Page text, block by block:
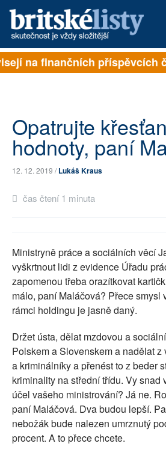
PŘIHLÁSIT
ARCHIV
ROZHOVORY
TÉMATA
NEJČTENĚJŠÍ ZA 7 DNÍ
PŘÍSPĚVKY NA PROVOZ
SOCIÁLNÍ SÍTĚ
RUBRIKY
PLNÁ VERZE STRÁNEK
na finančních příspěvcích
Opatrujte
hodnoty, paní
12. 12. 2019 /Lukáš Kraus
čas čtení 1 minuta
Ministryně práce a sociálních věcí
vyškrtnout lidi z evidence Úřadu
zapomenou třeba orazítkovat
málo, paní Maláčová? Přece smysl
rámci holdingu je jasně daný.
Držet ústa, dělat mzdovou a
Polskem a Slovenskem a nadělat
a kriminálníky a přenést to z beder
kriminality na střední třídu. Vy snad
účel vašeho ministrování? Já ne.
paní Maláčová. Dva budou lepší.
nebožák bude nalezen umrznutý
procent. A to přece chcete.